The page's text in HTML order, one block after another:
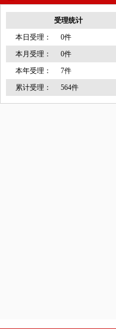
受理统计
本日受理：
0件
本月受理：
0件
本年受理：
7件
累计受理：
564件